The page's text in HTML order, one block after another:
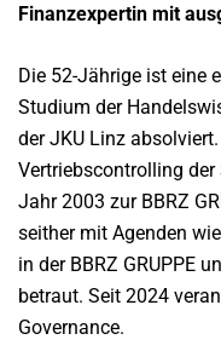
Finanzexpertin mit
Die 52-Jährige ist eine
Studium der
der JKU Linz
Vertriebscontrolling der
Jahr 2003 zur BBRZ
seither mit Agenden
in der BBRZ GRUPPE
betraut. Seit 2024
Governance.